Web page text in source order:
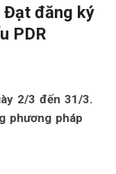
Đạt đăng ký
PDR
2/3 đến 31/3.
phương pháp